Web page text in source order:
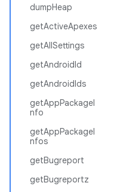
dumpHeap
getActiveApexes
getAllSettings
getAndroidId
getAndroidIds
getAppPackageI
nfo
getAppPackageI
nfos
getBugreport
getBugreportz